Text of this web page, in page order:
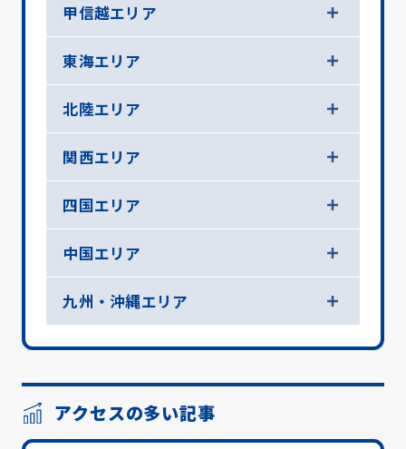
甲信越エリア
東海エリア
北陸エリア
関西エリア
四国エリア
中国エリア
九州・沖縄エリア
アクセスの多い記事